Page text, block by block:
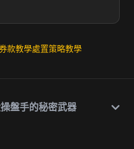
款教學處置策略教學
盤手的秘密武器